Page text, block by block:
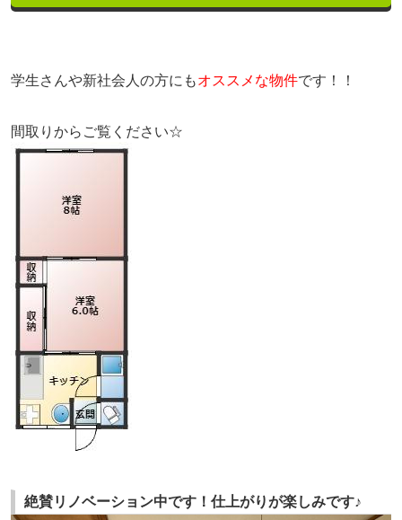
学生さんや新社会人の方にもオススメな物件です！！
間取りからご覧ください☆
絶賛リノベーション中です！仕上がりが楽しみです♪